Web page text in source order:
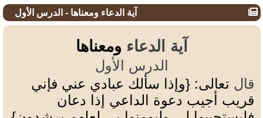
آية الدعاء ومعناها - الدرس الأول
آية الدعاء ومعناها
الدرس الأول
قال تعالى: {وإذا سألك عبادي عني فإني
قريب أجيب دعوة الداعي إذا دعان